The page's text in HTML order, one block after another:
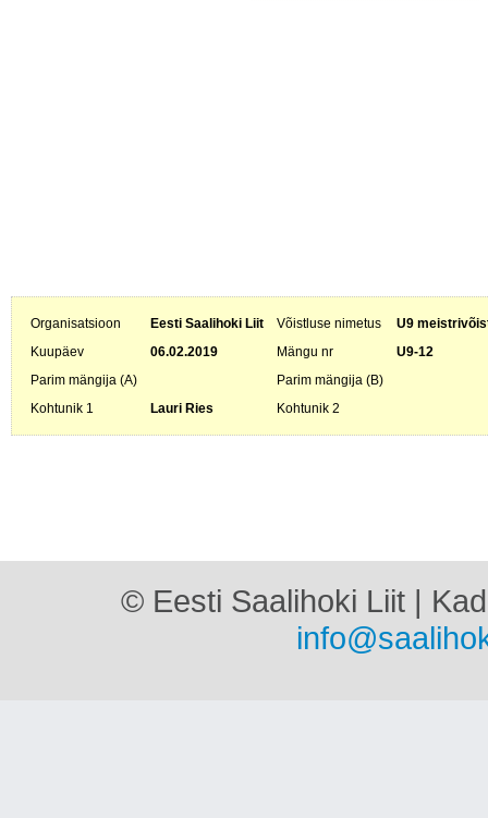
Organisatsioon Eesti Saalihoki Liit Võistluse nimetus
U9
Kuupäev
06.02.2019 Mängu nr
U9-12
Parim mängija (A)
Parim mängija (B)
Kohtunik 1
Lauri Ries Kohtunik 2
© Eesti Saalihoki Liit |